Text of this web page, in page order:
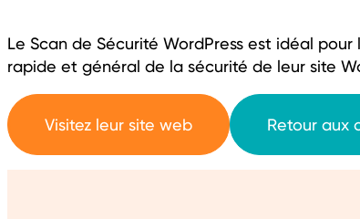
Le Scan de Sécurité WordPress est idéal
rapide et général de la sécurité de leur site
Visitez leur site web Retour aux